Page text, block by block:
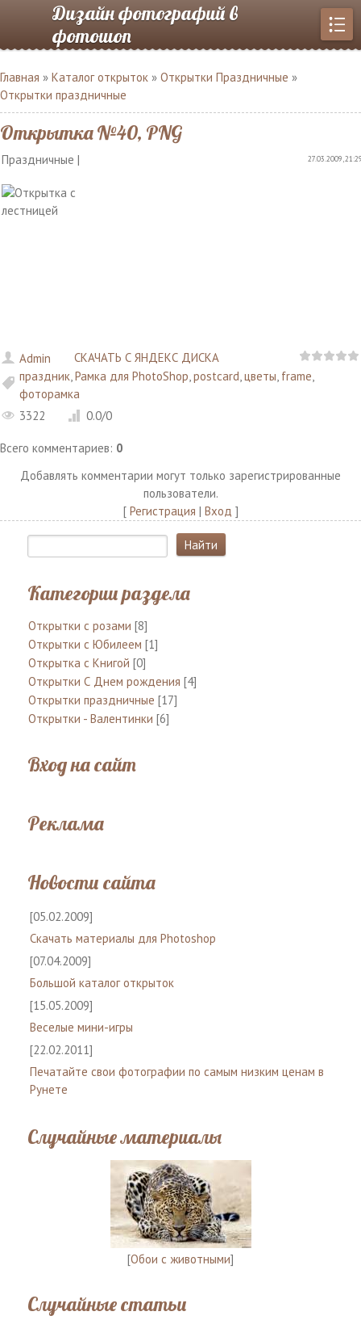
Дизайн фотографий в
фотошоп
Главная » Каталог открыток » Открытки Праздничные »
Открытки праздничные
Открытка №40, PNG
Праздничные | 27.03.2009,
Admin
СКАЧАТЬ С ЯНДЕКС ДИСКА
праздник,Рамка для PhotoShop,postcard,цветы, frame,
фоторамка
3322
0.0/0
Всего комментариев: 0
Добавлять комментарии могут только зарегистрированные
пользователи.
[ Регистрация | Вход ]
Категории раздела
Открытки с розами [8]
Открытки с Юбилеем [1]
Открытка с Книгой [0]
Открытки С Днем рождения [4]
Открытки праздничные [17]
Открытки - Валентинки [6]
Вход на сайт
Реклама
Новости сайта
[05.02.2009]
Скачать материалы для Photoshop
[07.04.2009]
Большой каталог открыток
[15.05.2009]
Веселые мини-игры
[22.02.2011]
Печатайте свои фотографии по самым низким ценам в
Рунете
Случайные материалы
[Обои с животными]
Случайные статьи